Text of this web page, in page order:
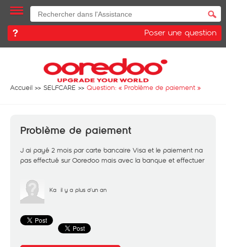
Poser une question
Accueil SELFCARE Question: « Problème de paiement »
Problème de paiement
J ai payé 2 mois par carte bancaire Visa et le paiement na
pas effectué sur Ooredoo mais avec la banque et effectuer
Ka il y a plus d'un an